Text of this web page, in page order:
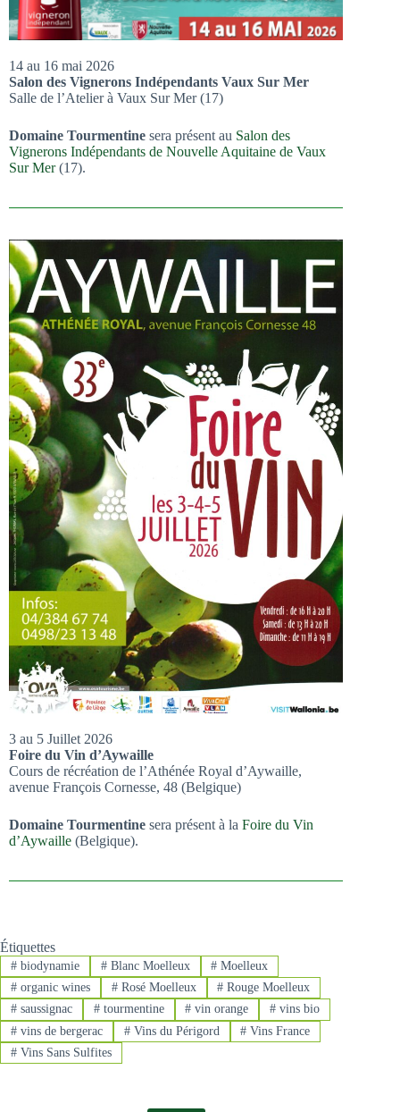
14 au 16 mai 2026
Salon des Vignerons Indépendants Vaux Sur Mer
Salle de l’Atelier à Vaux Sur Mer (17)
Domaine Tourmentine sera présent au Salon des
Vignerons Indépendants de Nouvelle Aquitaine de Vaux
Sur Mer(17).
3 au 5 Juillet 2026
Foire du Vin d’Aywaille
Cours de récréation de l’Athénée Royal d’Aywaille,
avenue François Cornesse, 48 (Belgique)
Domaine Tourmentine sera présent à la Foire du Vin
d’Aywaille (Belgique).
Étiquettes
#biodynamie #Blanc Moelleux # Moelleux
#organic wines #Rosé Moelleux # Rouge Moelleux
#saussignac #tourmentine # vin orange # vins bio
#vins de bergerac #Vins du Périgord # Vins France
#Vins Sans Sulfites